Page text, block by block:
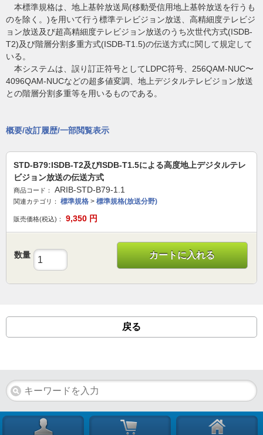
本標準規格は、地上基幹放送局(移動受信用地上基幹放送を行うも
のを除く。)を用いて行う標準テレビジョン放送、高精細度テレビジ
ョン放送及び超高精細度テレビジョン放送のうち次世代方式(ISDB-
T2)及び階層分割多重方式(ISDB-T1.5)の伝送方式に関して規定して
いる。
本システムは、誤り訂正符号としてLDPC符号、256QAM-NUC〜
4096QAM-NUCなどの超多値変調、地上デジタルテレビジョン放送
との階層分割多重等を用いるものである。
概要/改訂履歴/一部閲覧表示
STD-B79:ISDB-T2及びISDB-T1.5による高度地上デジタルテレ
ビジョン放送の伝送方式
商品コード： ARIB-STD-B79-1.1
関連カテゴリ： 標準規格 > 標準規格(放送分野)
販売価格(税込)： 9,350 円
数量 カートに入れる
戻る